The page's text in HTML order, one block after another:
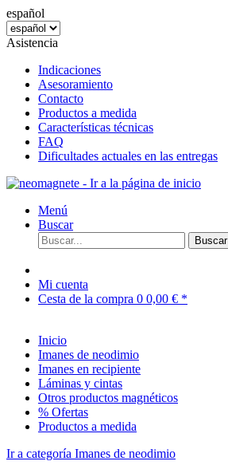
español
Asistencia
Indicaciones
Asesoramiento
Contacto
Productos a medida
Características técnicas
FAQ
Dificultades actuales en las entregas
Menú
Buscar
Buscar
Mi cuenta
Cesta de la compra 0 0,00 € *
Inicio
Imanes de neodimio
Imanes en recipiente
Láminas y cintas
Otros productos magnéticos
% Ofertas
Productos a medida
Ir a categoría Imanes de neodimio